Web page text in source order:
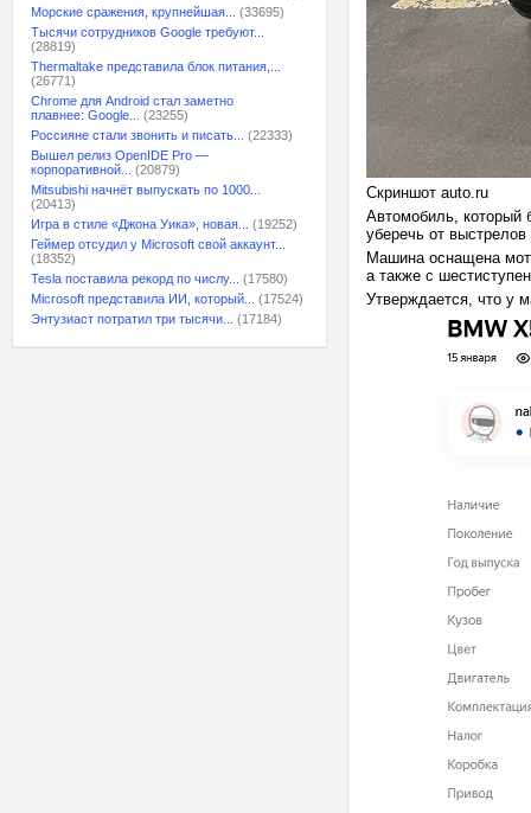
Морские сражения, крупнейшая...
(33695)
Тысячи сотрудников Google требуют...
(28819)
Thermaltake представила блок питания,...
(26771)
Chrome для Android стал заметно
плавнее: Google...
(23255)
Россияне стали звонить и писать...
(22333)
Вышел релиз OpenIDE Pro —
корпоративной...
(20879)
Mitsubishi начнёт выпускать по 1000...
(20413)
Игра в стиле «Джона Уика», новая...
(19252)
Геймер отсудил у Microsoft свой аккаунт...
(18352)
Tesla поставила рекорд по числу...
(17580)
Microsoft представила ИИ, который...
(17524)
Энтузиаст потратил три тысячи...
(17184)
Скриншот auto.ru
Автомобиль, который
уберечь от выстрелов
Машина оснащена
а также с
Утверждается, что у